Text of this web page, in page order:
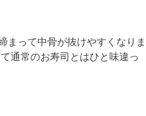
まって中骨が抜けやすくなりま
通常のお寿司とはひと味違っ